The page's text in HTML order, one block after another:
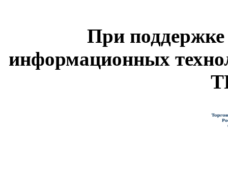
При
информационных